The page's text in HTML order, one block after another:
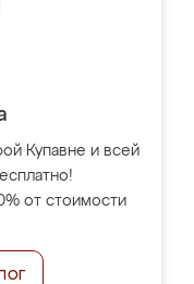
Купавне и всей
от стоимости